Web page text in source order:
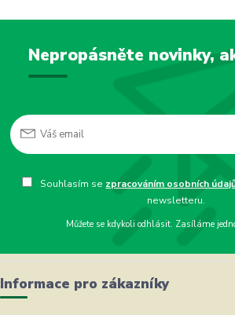
Nepropásněte novinky,
Souhlasím se zpracováním osobních
newsletteru.
Můžete se kdykoli odhlásit. Zasíláme
Informace pro zákazníky